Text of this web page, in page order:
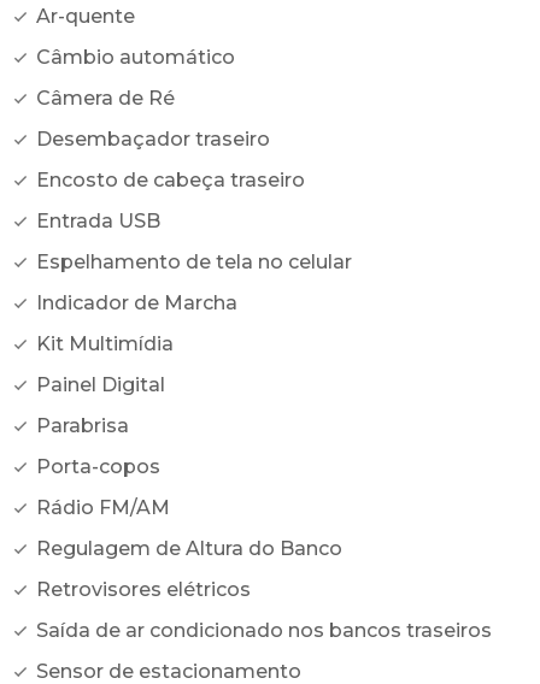
Ar-quente
Câmbio automático
Câmera de Ré
Desembaçador traseiro
Encosto de cabeça traseiro
Entrada USB
Espelhamento de tela no celular
Indicador de Marcha
Kit Multimídia
Painel Digital
Parabrisa
Porta-copos
Rádio FM/AM
Regulagem de Altura do Banco
Retrovisores elétricos
Saída de ar condicionado nos bancos traseiros
Sensor de estacionamento